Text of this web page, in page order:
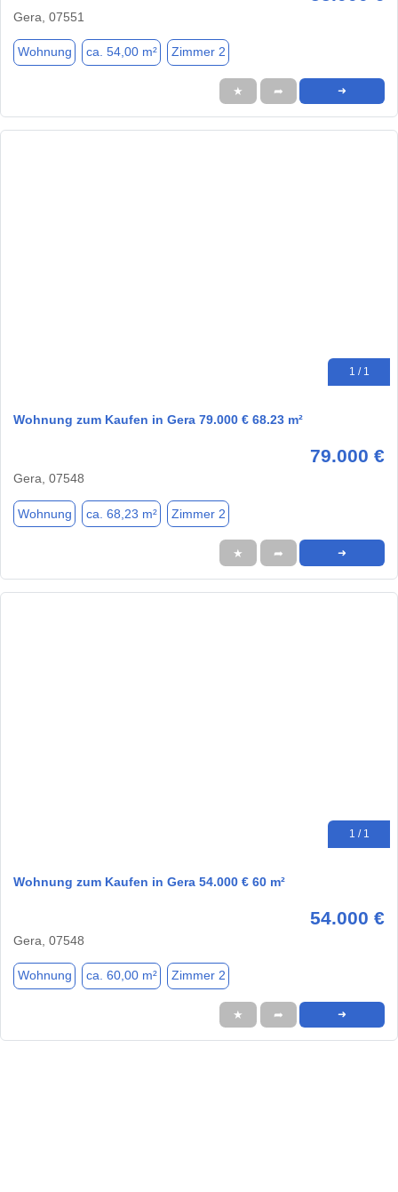
Gera, 07551
Wohnung ca. 54,00 m² Zimmer 2
★ ➦ ➜
1 / 1
Wohnung zum Kaufen in Gera 79.000 € 68.23 m²
79.000 €
Gera, 07548
Wohnung ca. 68,23 m² Zimmer 2
★ ➦ ➜
1 / 1
Wohnung zum Kaufen in Gera 54.000 € 60 m²
54.000 €
Gera, 07548
Wohnung ca. 60,00 m² Zimmer 2
★ ➦ ➜